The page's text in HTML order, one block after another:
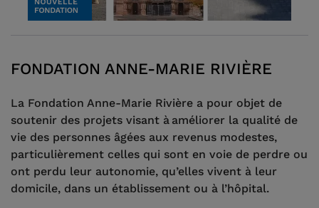
FONDATION ANNE-MARIE RIVIÈRE
La Fondation Anne-Marie Rivière a pour objet de
soutenir des projets visant à améliorer la qualité de
vie des personnes âgées aux revenus modestes,
particulièrement celles qui sont en voie de perdre ou
ont perdu leur autonomie, qu’elles vivent à leur
domicile, dans un établissement ou à l’hôpital.